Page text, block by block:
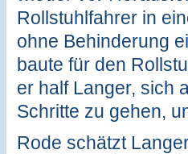
Rollstuhlfahrer in
ohne Behinderung
baute für den
er half Langer, sich
Schritte zu gehen,
Rode schätzt